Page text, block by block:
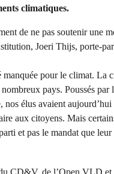
climatiques.
de ne pas soutenir une
Joeri Thijs, porte-
manquée pour le climat. La
pays. Poussés par
élus avaient aujourd’hui
aux citoyens. Mais
et pas le mandat que